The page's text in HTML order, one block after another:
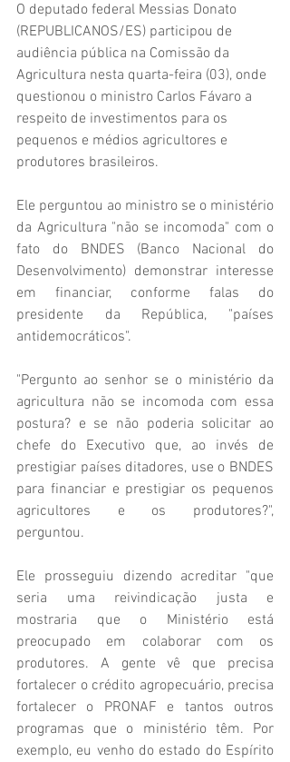
O deputado federal Messias Donato
(REPUBLICANOS/ES) participou de
audiência pública na Comissão da
Agricultura nesta quarta-feira (03), onde
questionou o ministro Carlos Fávaro a
respeito de investimentos para os
pequenos e médios agricultores e
produtores brasileiros.
Ele perguntou ao ministro se o ministério
da Agricultura "não se incomoda" com o
fato do BNDES (Banco Nacional do
Desenvolvimento) demonstrar interesse
em financiar, conforme falas do
presidente da República, "países
antidemocráticos".
"Pergunto ao senhor se o ministério da
agricultura não se incomoda com essa
postura? e se não poderia solicitar ao
chefe do Executivo que, ao invés de
prestigiar países ditadores, use o BNDES
para financiar e prestigiar os pequenos
agricultores e os produtores?",
perguntou.
Ele prosseguiu dizendo acreditar "que
seria uma reivindicação justa e
mostraria que o Ministério está
preocupado em colaborar com os
produtores. A gente vê que precisa
fortalecer o crédito agropecuário, precisa
fortalecer o PRONAF e tantos outros
programas que o ministério têm. Por
exemplo, eu venho do estado do Espírito